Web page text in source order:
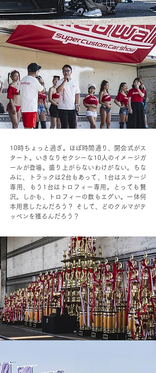
10時ちょっと過ぎ。ほぼ時間通り、開会式がス
タート。いきなりセクシーな10人のイメージガ
ールが登場。盛り上がらないわけがない。ちな
みに、トラックは2台もあって、1台はステージ
専用、もう1台はトロフィー専用。とっても贅
沢。しかも、トロフィーの数もエグい。一体何
本用意したんだろう？ そして、どのクルマがテ
ッペンを獲るんだろう？